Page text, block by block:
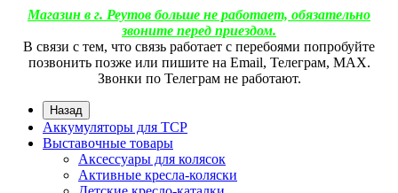
Магазин в г. Реутов больше не работает, обязательно
звоните перед приездом.
В связи с тем, что связь работает с перебоями попробуйте
позвонить позже или пишите на Email, Телеграм, МАХ.
Звонки по Телеграм не работают.
Назад
Аккумуляторы для ТСР
Выставочные товары
Аксессуары для колясок
Активные кресла-коляски